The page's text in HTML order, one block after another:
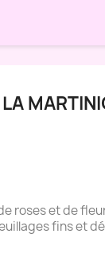
roses et de
fins et